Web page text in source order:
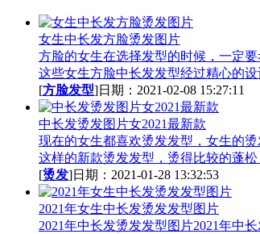
女生中长发方脸烫发图片
方脸的女生在选择发型的时候，一定
这些女生方脸中长发发型经过精心的
[方脸发型]日期：2021-02-08 15:27:11
中长发烫发图片女2021最新款
现在的女生都喜欢烫发发型，女生的
这样的新款烫发发型，烫得比较的蓬
[烫发]日期：2021-01-28 13:32:53
2021年女生中长发烫发发型图片
2021年中长发烫发发型图片2021年中